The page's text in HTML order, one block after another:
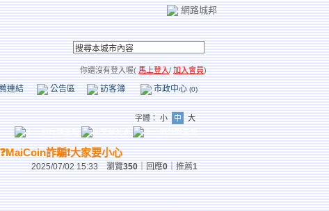
網路城邦
你還沒有登入喔(馬上登入/加入會員)
連結 公告區 訪客簿 市政中心(0)
字體： 小 中 大
詐騙❗大家要小心
2025/07/02 15:33 瀏覽350｜回應0｜推薦1